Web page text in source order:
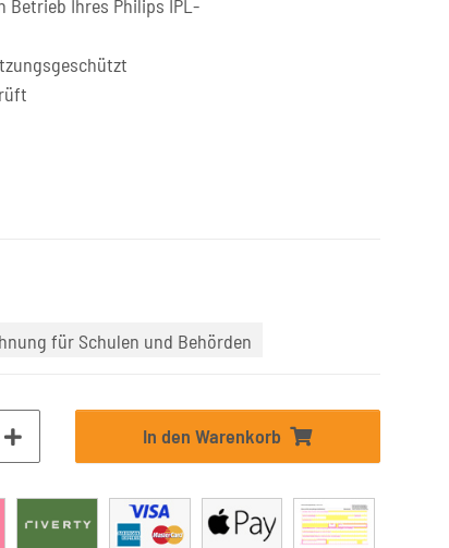
Betrieb Ihres Philips IPL-
für Schulen und Behörden
In den Warenkorb